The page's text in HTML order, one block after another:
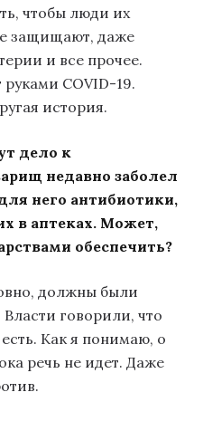
чтобы люди их
защищают, даже
и все прочее.
COVID-19.
история.
дело к
недавно заболел
него антибиотики,
в аптеках. Может,
обеспечить?
должны были
говорили, что
Как я понимаю, о
речь не идет. Даже